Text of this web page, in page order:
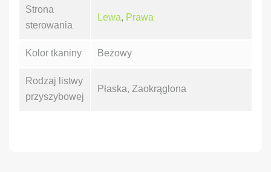
Strona
sterowania
Lewa, Prawa
Kolor tkaniny Beżowy
Rodzaj listwy
przyszybowej
Płaska, Zaokrąglona